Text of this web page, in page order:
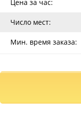
Цена за час:
Число мест:
Мин. время заказа: